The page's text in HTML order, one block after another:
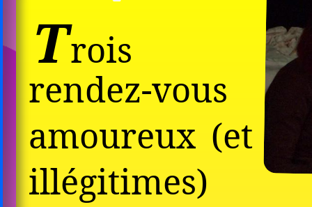
Trois
rendez-vous
amou­reux (et
illé­gi­times)